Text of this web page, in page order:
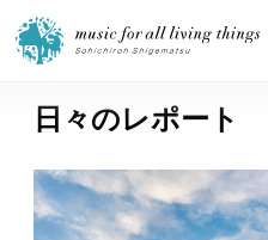
ホーム
ニュース
日々のレポート